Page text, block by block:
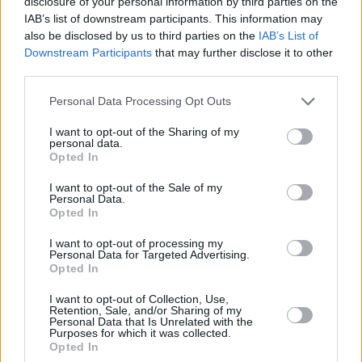
IAB’s list of downstream participants. This information may
also be disclosed by us to third parties on the IAB’s List of
Downstream Participants that may further disclose it to other
Personal Data Processing Opt Outs
I want to opt-out of the Sharing of my
personal data.
Opted In
I want to opt-out of the Sale of my
Personal Data.
Opted In
I want to opt-out of processing my
Personal Data for Targeted Advertising.
Opted In
I want to opt-out of Collection, Use,
Retention, Sale, and/or Sharing of my
Personal Data that Is Unrelated with the
Purposes for which it was collected.
Opted In
lo hizo. Errejón no estaba.
Y en Canarias, una hora menos, el sábado se
reunieron en la calle Galcerán para bendecir a Ana
Oramas y endosarle al alcalde Bermúdez de
aún ningún mitin, quizá porque no han tenido
tiempo, pero en Coalición llamaron a los periódicos
para decir que la elección de Bermúdez refuerza a
Ana Oramas. Puede ser, pero yo creo que lo han
puesto (a Bermúdez) para ahorrar en cartelería,
que ahora parece que es de lo más importante
gastar menos en campaña. Y ahora pueden hacer
los carteles de campaña cuadrados, que se ahorran
hasta un tercio en papel e impresión, y meterlos a
los dos juntos de pie en la misma foto.